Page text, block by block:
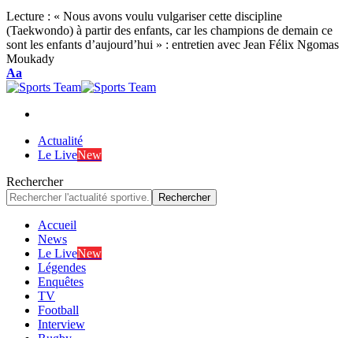
Lecture : « Nous avons voulu vulgariser cette discipline
(Taekwondo) à partir des enfants, car les champions de demain ce
sont les enfants d’aujourd’hui » : entretien avec Jean Félix Ngomas
Moukady
Font
Resizer
Aa
Actualité
Le LiveNew
Rechercher
Accueil
News
Le LiveNew
Légendes
Enquêtes
TV
Football
Interview